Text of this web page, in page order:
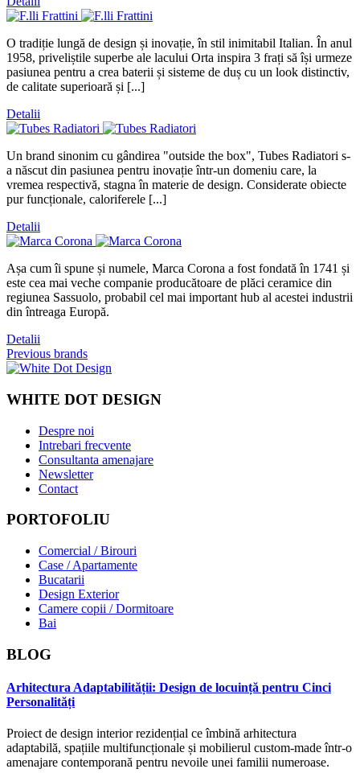
O tradiție lungă de design și inovație, în stil inimitabil Italian. În anul
1958, priveliștile superbe ale lacului Orta inspira 3 frați să își urmeze
pasiunea pentru a crea baterii și sisteme de duș cu un look distinctiv,
de calitate superioară și [...]
Detalii
Un brand sinonim cu gândirea "outside the box", Tubes Radiatori s-
a născut din pasiunea pentru inovație într-un domeniu care, la
vremea respectivă, stagna în materie de design. Considerate obiecte
pur funcționale, caloriferele [...]
Detalii
Așa cum îi spune și numele, Marca Corona a fost fondată în 1741 și
este cea mai veche companie producătoare de plăci ceramice din
regiunea Sassuolo, probabil cel mai important hub al acestei industrii
din întreaga Europă.
Detalii
Previous brands
WHITE DOT DESIGN
Despre noi
Intrebari frecvente
Consultanta amenajare
Newsletter
Contact
PORTOFOLIU
Comercial / Birouri
Case / Apartamente
Bucatarii
Design Exterior
Camere copii / Dormitoare
Bai
BLOG
Arhitectura Adaptabilității: Design de locuință pentru Cinci
Personalități
Proiect de design interior rezidențial ce îmbină arhitectura
adaptabilă, spațiile multifuncționale și mobilierul custom-made într-o
amenajare contemporană pentru nevoile unei familii numeroase.